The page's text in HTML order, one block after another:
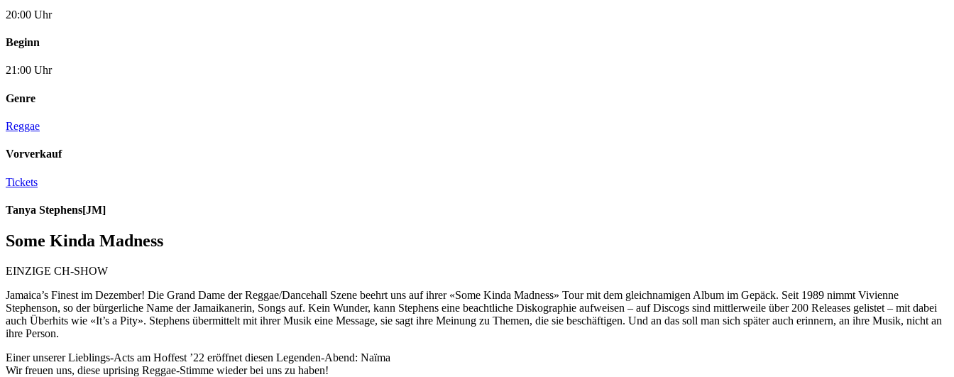
20:00 Uhr
Beginn
21:00 Uhr
Genre
Reggae
Vorverkauf
Tickets
Tanya Stephens[JM]
Some Kinda Madness
EINZIGE CH-SHOW
Jamaica’s Finest im Dezember! Die Grand Dame der Reggae/Dancehall Szene beehrt uns auf ihrer «Some Kinda Madness» Tour mit dem gleichnamigen Album im Gepäck. Seit 1989 nimmt Vivienne
Stephenson, so der bürgerliche Name der Jamaikanerin, Songs auf. Kein Wunder, kann Stephens eine beachtliche Diskographie aufweisen – auf Discogs sind mittlerweile über 200 Releases gelistet – mit dabei
auch Überhits wie «It’s a Pity». Stephens übermittelt mit ihrer Musik eine Message, sie sagt ihre Meinung zu Themen, die sie beschäftigen. Und an das soll man sich später auch erinnern, an ihre Musik, nicht an
ihre Person.
Einer unserer Lieblings-Acts am Hoffest ’22 eröffnet diesen Legenden-Abend: Naïma
Wir freuen uns, diese uprising Reggae-Stimme wieder bei uns zu haben!